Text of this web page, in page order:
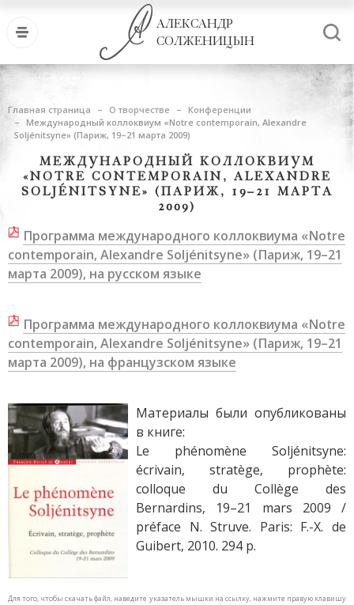
АЛЕКСАНДР
СОЛЖЕНИЦЫН
Главная страница О творчестве
Конференции
Международный коллоквиум «Notre contemporain, Alexandre
Soljénitsyne» (Париж, 19–21 марта 2009)
МЕЖДУНАРОДНЫЙ КОЛЛОКВИУМ
«NOTRE CONTEMPORAIN, ALEXANDRE
SOLJÉNITSYNE» (ПАРИЖ, 19–21 МАРТА
2009)
Программа международного коллоквиума «Notre
contemporain, Alexandre Soljénitsyne» (Париж, 19–21
марта 2009), на русском языке
Программа международного коллоквиума «Notre
contemporain, Alexandre Soljénitsyne» (Париж, 19–21
марта 2009), на французском языке
Материалы были опубликованы
в книге:
Le phénomène Soljénitsyne:
écrivain, stratège, prophète:
colloque du Collège des
Bernardins, 19–21 mars 2009 /
préface N. Struve. Paris: F.-X. de
Guibert, 2010. 294 p.
Для того, чтобы скачать файл, наведите указатель мышки на ссылку, нажмите правую клавишу